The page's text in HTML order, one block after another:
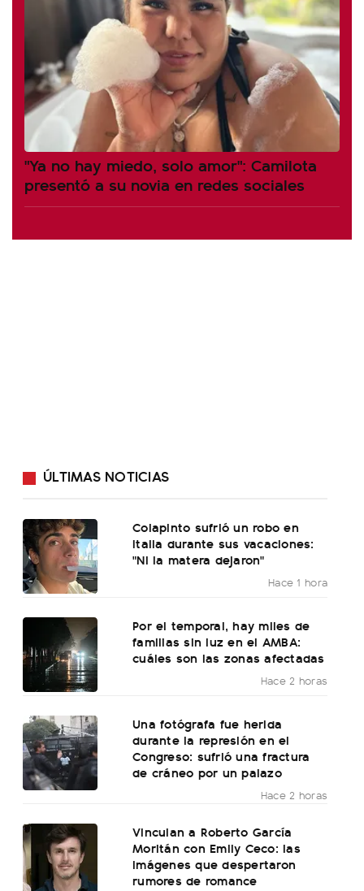
"Ya no hay miedo, solo amor": Camilota
presentó a su novia en redes sociales
ÚLTIMAS NOTICIAS
Colapinto sufrió un robo en
Italia durante sus vacaciones:
"Ni la matera dejaron"
Hace 1 hora
Por el temporal, hay miles de
familias sin luz en el AMBA:
cuáles son las zonas afectadas
Hace 2 horas
Una fotógrafa fue herida
durante la represión en el
Congreso: sufrió una fractura
de cráneo por un palazo
Hace 2 horas
Vinculan a Roberto García
Moritán con Emily Ceco: las
imágenes que despertaron
rumores de romance